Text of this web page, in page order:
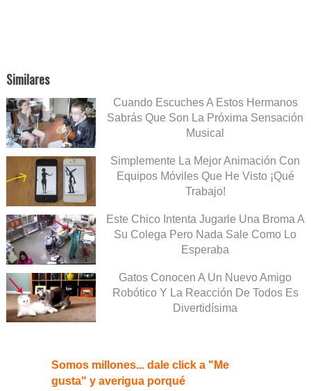
Similares
Cuando Escuches A Estos Hermanos
Sabrás Que Son La Próxima Sensación
Musical
Simplemente La Mejor Animación Con
Equipos Móviles Que He Visto ¡Qué
Trabajo!
Este Chico Intenta Jugarle Una Broma A
Su Colega Pero Nada Sale Como Lo
Esperaba
Gatos Conocen A Un Nuevo Amigo
Robótico Y La Reacción De Todos Es
Divertidísima
Somos millones... dale click a "Me
gusta" y averigua porqué